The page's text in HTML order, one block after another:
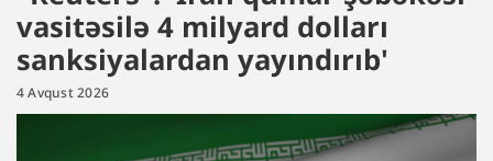
vasitəsilə 4 milyard dolları
sanksiyalardan yayındırıb'
4 Avqust 2026